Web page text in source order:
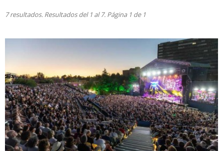
7 resultados. Resultados del 1 al 7. Página 1 de 1